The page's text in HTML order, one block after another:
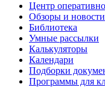
Центр
Обзоры и новости
Библиотека
Умные рассылки
Калькуляторы
Календари
Подборки
Программы для